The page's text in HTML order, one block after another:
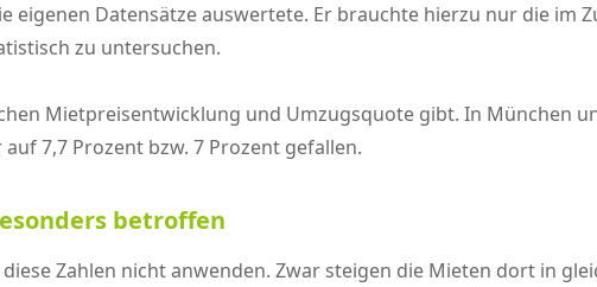
eigenen Datensätze auswertete. Er brauchte hierzu nur die im
zu untersuchen.
Mietpreisentwicklung und Umzugsquote gibt. In München
7,7 Prozent bzw. 7 Prozent gefallen.
betroffen
Zahlen nicht anwenden. Zwar steigen die Mieten dort in